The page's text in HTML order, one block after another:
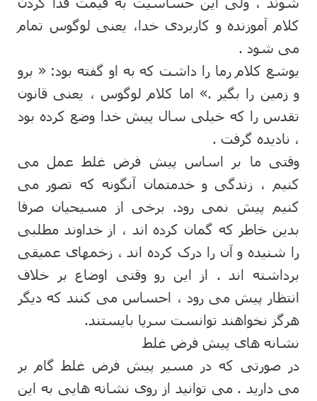
کلام آموزنده و کاربردی خدا، یعنی لوگوس تمام
می شود .
یوشع کلام رما را داشت که به او گفته بود: « برو
و زمین را بگیر .» اما کلام لوگوس ، یعنی قانون
تقدس را که خیلی سال پیش خدا وضع کرده بود
، نادیده گرفت .
وقتی ما بر اساس پیش فرض غلط عمل می
کنیم ، زندگی و خدمتمان آنگونه که تصور می
کنیم پیش نمی رود. برخی از مسیحیان صرفا
بدین خاطر که گمان کرده اند ، از خداوند مطلبی
را شنیده و آن را درک کرده اند ، زخمهای عمیقی
برداشته اند . از این رو وقتی اوضاع بر خلاف
انتظار پیش می رود ، احساس می کنند که دیگر
هرگز نخواهند توانست سرپا بایستند.
نشانه های پیش فرض غلط
در صورتی که در مسیر پیش فرض غلط گام بر
می دارید . می توانید از روی نشانه هایی به این